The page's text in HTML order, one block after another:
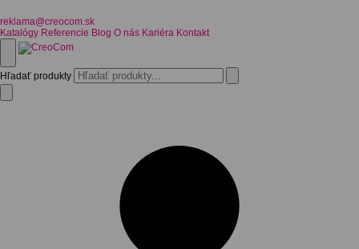
reklama@creocom.sk
Katalógy Referencie Blog O nás Kariéra Kontakt
Hľadať produkty